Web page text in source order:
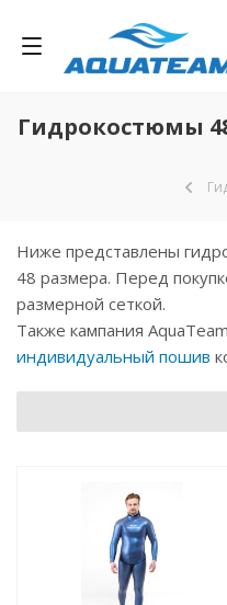
Гидрокостюмы
Ниже представлены
48 размера. Перед
размерной сеткой.
Также кампания
индивидуальный пошив